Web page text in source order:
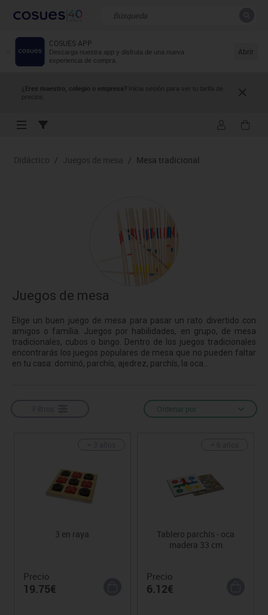
COSUES APP
Descarga nuestra app y disfruta de una nueva
experiencia de compra.
Abrir
¿Eres maestro, colegio o empresa? Inicia sesión para ver tu tarifa de
precios.
Resultados de la búsqueda
Didáctico / Juegos de mesa / Mesa tradicional
Juegos de mesa
Elige un buen juego de mesa para pasar un rato divertido con
amigos o família. Juegos por habilidades, en grupo, de mesa
tradicionales, cubos o bingo. Dentro de los juegos tradicionales
encontrarás los juegos populares de mesa que no pueden faltar
en tu casa: dominó, parchís, ajedrez, parchís, la oca...
Ordenar por
3 en raya
Precio
19.75€
Tablero parchís - oca
madera 33 cm
Precio
6.12€